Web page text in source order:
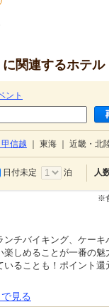
関連するホテ
ント
信越 東海 近畿・北
日付未定 泊 人
※
チバイキング、ケー
しめることが一番の
いることも！ポイント
で見る